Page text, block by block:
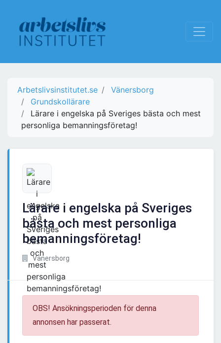
Arbetslivsinstitutet.se
Vänersborg
Grundskollärare
Lärare i engelska på Sveriges bästa och mest
personliga bemanningsföretag!
Lärare i engelska på Sveriges
bästa och mest personliga
bemanningsföretag!
Vänersborg
OBS! Ansökningsperioden för denna
annonsen har passerat.